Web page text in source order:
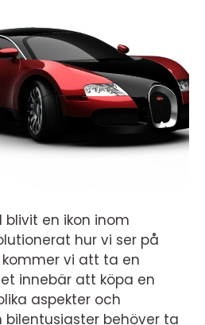
blivit en ikon inom
hur vi ser på
vi att ta en
innebär att köpa en
aspekter och
bilentusiaster behöver ta